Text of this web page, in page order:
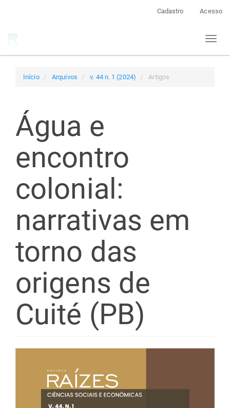
Cadastro Acesso
Toggle
Início Arquivos v. 44 n. 1 (2024) Artigos
Água e
encontro
colonial:
narrativas em
torno das
origens de
Cuité (PB)
lateral